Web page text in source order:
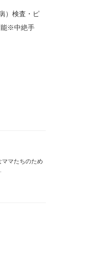
）検査・ピ
能※中絶手
ママたちのため